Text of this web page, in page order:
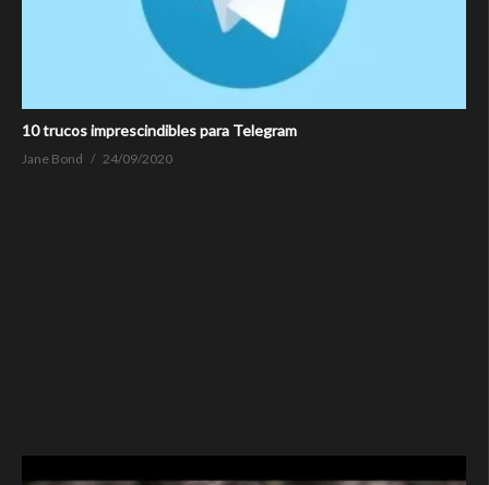
10 trucos imprescindibles para Telegram
Jane Bond 24/09/2020